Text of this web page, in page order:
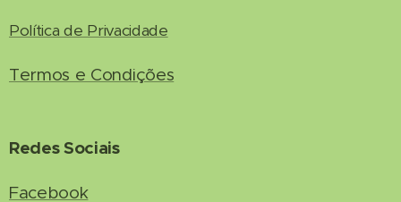
Política de Privacidade
Termos e Condições
Redes Sociais
Facebook